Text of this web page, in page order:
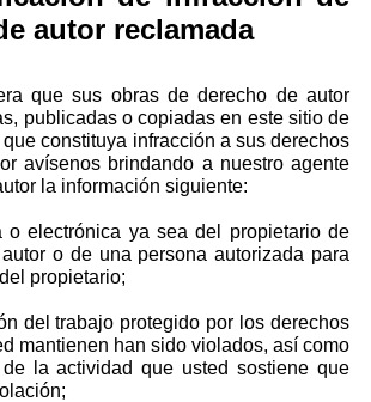
autor reclamada
que sus obras de derecho de autor
publicadas o copiadas en este sitio de
que constituya infracción a sus derechos
avísenos brindando a nuestro agente
la información siguiente:
o electrónica ya sea del propietario de
o de una persona autorizada para
propietario;
del trabajo protegido por los derechos
mantienen han sido violados, así como
la actividad que usted sostiene que